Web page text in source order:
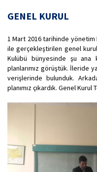
GENEL KURUL
1 Mart 2016 tarihinde yönetim
ile gerçekleştirilen genel kurul
Kulübü bünyesinde şu ana
planlarımız görüştük. İleride
verişlerinde bulunduk.
planımız çıkardık. Genel Kurul